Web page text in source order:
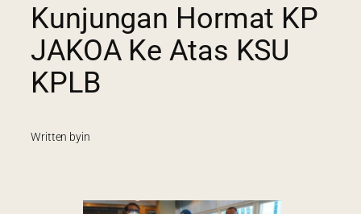
Kunjungan Hormat KP
JAKOA Ke Atas KSU
KPLB
Written byin